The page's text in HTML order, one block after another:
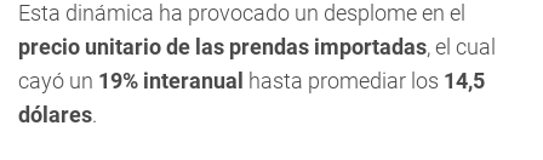
Esta dinámica ha provocado un desplome en el
precio unitario de las prendas importadas, el cual
cayó un 19% interanual hasta promediar los 14,5
dólares.